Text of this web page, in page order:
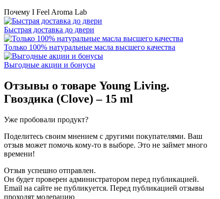
Почему I Feel Aroma Lab
Быстрая доставка до двери
Только 100% натуральные масла высшего качества
Выгодные акции и бонусы
Отзывы о товаре Young Living.
Гвоздика (Clove) – 15 ml
Уже пробовали продукт?
Поделитесь своим мнением с другими покупателями. Ваш
отзыв может помочь кому-то в выборе. Это не займет много
времени!
Отзыв успешно отправлен.
Он будет проверен администратором перед публикацией.
Email на сайте не публикуется. Перед публикацией отзывы
проходят модерацию